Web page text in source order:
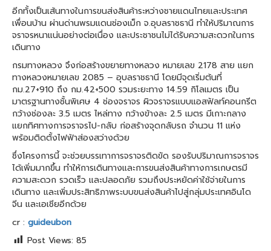
อีกทั้งเป็นเส้นทางในการขนส่งสินค้าระหว่างชายแดนไทยและประเทศ
เพื่อนบ้าน ผ่านด่านพรมแดนช่องเม็ก จ.อุบลราชธานี ทำให้ปริมาณการ
จราจรหนาแน่นอย่างต่อเนื่อง และประชาชนไม่ได้รับความสะดวกในการ
เดินทาง
กรมทางหลวง จึงก่อสร้างขยายทางหลวง หมายเลข 2178 สาย แยก
ทางหลวงหมายเลข 2085 – อุบลราชธานี โดยมีจุดเริ่มต้นที่
กม.27+910 ถึง กม.42+500 รวมระยะทาง 14.59 กิโลเมตร เป็น
มาตรฐานทางชั้นพิเศษ 4 ช่องจราจร ผิวจราจรแบบแอสฟัลท์คอนกรีต
กว้างช่องละ 3.5 เมตร ไหล่ทาง กว้างข้างละ 2.5 เมตร มีเกาะกลาง
แยกทิศทางการจราจรไป-กลับ ก่อสร้างจุดกลับรถ จำนวน 11 แห่ง
พร้อมติดตั้งไฟฟ้าส่องสว่างด้วย
ซึ่งโครงการนี้ จะช่วยบรรเทาการจราจรติดขัด รองรับปริมาณการจราจร
ได้เพิ่มมากขึ้น ทำให้การเดินทางและการขนส่งสินค้าทางการเกษตรมี
ความสะดวก รวดเร็ว และปลอดภัย รวมถึงประหยัดค่าใช้จ่ายในการ
เดินทาง และเพิ่มประสิทธิภาพระบบขนส่งสินค้าไปสู่กลุ่มประเทศอินโด
จีน และเอเชียอีกด้วย
cr : guideubon
Post Views: 85